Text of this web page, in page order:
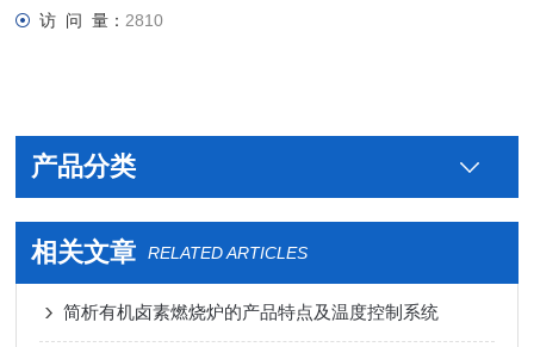
访 问 量： 2810
产品分类
相关文章 RELATED ARTICLES
简析有机卤素燃烧炉的产品特点及温度控制系统